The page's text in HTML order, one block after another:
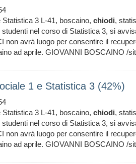
3 L-41, boscaino, chiodi,
studenti nel corso di Statistica 3, si
non avrà luogo per consentire il
ad aprile. GIOVANNI BOSCAINO /
1 e Statistica 3 (42%)
3 L-41, boscaino, chiodi,
studenti nel corso di Statistica 3, si
non avrà luogo per consentire il
ad aprile. GIOVANNI BOSCAINO /